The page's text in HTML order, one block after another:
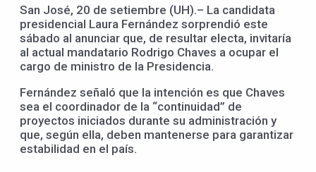
San José, 20 de setiembre (UH).– La candidata
presidencial Laura Fernández sorprendió este
sábado al anunciar que, de resultar electa, invitaría
al actual mandatario Rodrigo Chaves a ocupar el
cargo de ministro de la Presidencia.
Fernández señaló que la intención es que Chaves
sea el coordinador de la “continuidad” de
proyectos iniciados durante su administración y
que, según ella, deben mantenerse para garantizar
estabilidad en el país.